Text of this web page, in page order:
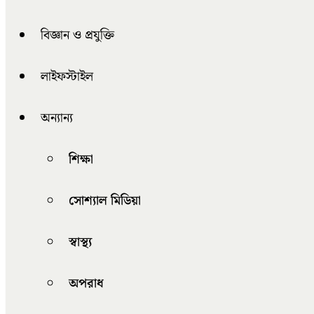
বিজ্ঞান ও প্রযুক্তি
লাইফস্টাইল
অন্যান্য
শিক্ষা
সোশ্যাল মিডিয়া
স্বাস্থ্য
অপরাধ